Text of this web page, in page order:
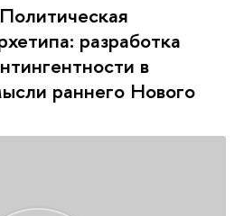
разработка
в
раннего Нового